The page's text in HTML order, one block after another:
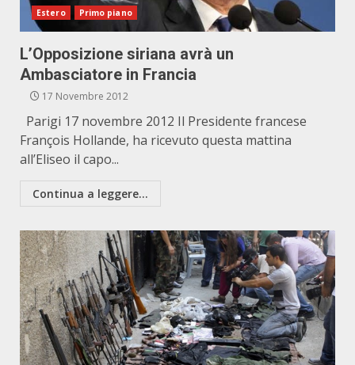
Estero Primo piano
L’Opposizione siriana avrà un
Ambasciatore in Francia
17 Novembre 2012
Parigi 17 novembre 2012 Il Presidente francese
François Hollande, ha ricevuto questa mattina
all’Eliseo il capo...
Continua a leggere...